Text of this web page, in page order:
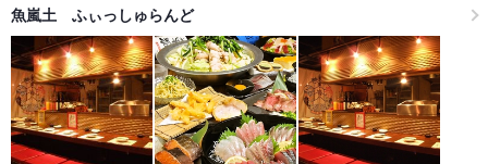
魚嵐土 ふぃっしゅらんど